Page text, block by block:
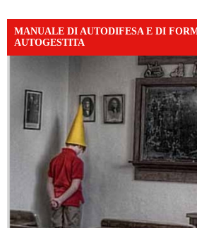
MANUALE DI AUTODIFESA E DI
AUTOGESTITA